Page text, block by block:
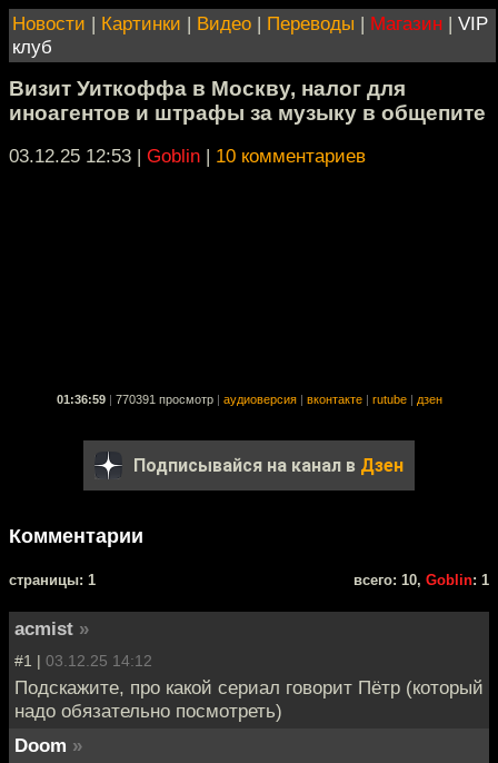
Новости | Картинки | Видео | Переводы | Магазин | VIP
клуб
Визит Уиткоффа в Москву, налог для
иноагентов и штрафы за музыку в общепите
03.12.25 12:53 | Goblin | 10 комментариев
01:36:59 770391 просмотр аудиоверсия вконтакте rutube дзен
Подписывайся на канал в Дзен
Комментарии
cтраницы: 1 всего: 10, Goblin: 1
acmist »
#1 | 03.12.25 14:12
Подскажите, про какой сериал говорит Пётр (который
надо обязательно посмотреть)
Doom »